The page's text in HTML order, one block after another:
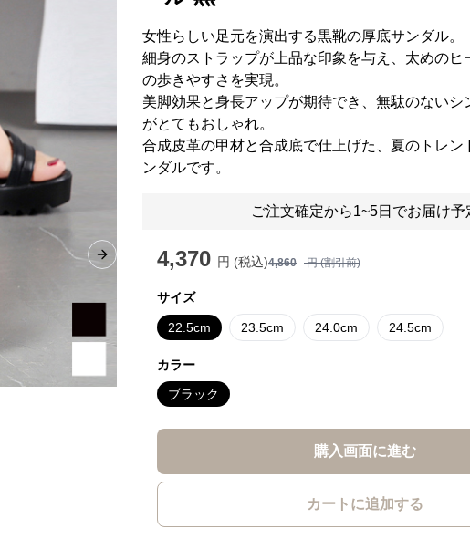
Next slide
女性らしい足元を演出する黒靴の厚底サンダル。
細身のストラップが上品な印象を与え、太めのヒ
の歩きやすさを実現。
美脚効果と身長アップが期待でき、無駄のないシ
がとてもおしゃれ。
合成皮革の甲材と合成底で仕上げた、夏のトレン
ンダルです。
ご注文確定から1~5日でお届け予
4,370 円 (税込)4,860 円 (割引前)
サイズ
22.5cm 23.5cm 24.0cm 24.5cm
カラー
ブラック
購入画面に進む
カートに追加する